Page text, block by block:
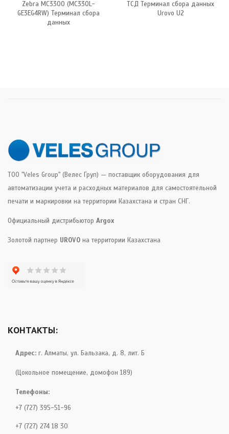
Zebra MC3300 (MC330L-
GE3EG4RW) Терминал сбора
данных
ТСД Терминал сбора данных
Urovo U2
ТОО "Veles Group" (Велес Груп) — поставщик оборудования для
автоматизации учета и расходных материалов для самостоятельной
печати и маркировки на территории Казахстана и стран СНГ.
Официальный дистрибьютор Argox
Золотой партнер UROVO на территории Казахстана
КОНТАКТЫ:
Адрес: г. Алматы, ул. Бальзака, д. 8, лит. Б
(Цокольное помещение, домофон 189)
Телефоны:
+7 (727) 395-51-96
+7 (727) 274 18 30